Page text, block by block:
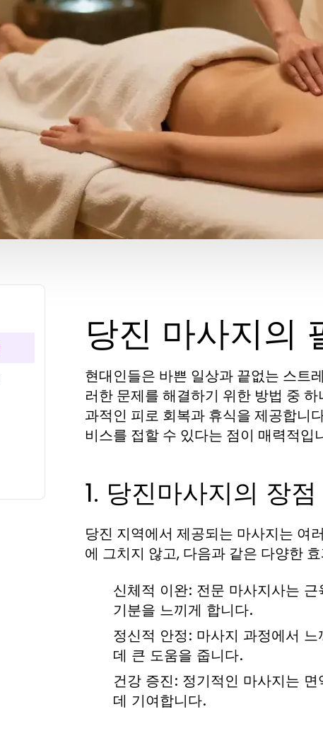
당진 마사지의
현대인들은 바쁜 일상과 끝없는 스트
러한 문제를 해결하기 위한 방법 중
과적인 피로 회복과 휴식을 제공합니
비스를 접할 수 있다는 점이 매력적입
1. 당진마사지의 장점
당진 지역에서 제공되는 마사지는 여
에 그치지 않고, 다음과 같은 다양한
신체적 이완: 전문 마사지사는
기분을 느끼게 합니다.
정신적 안정: 마사지 과정에서
데 큰 도움을 줍니다.
건강 증진: 정기적인 마사지는
데 기여합니다.